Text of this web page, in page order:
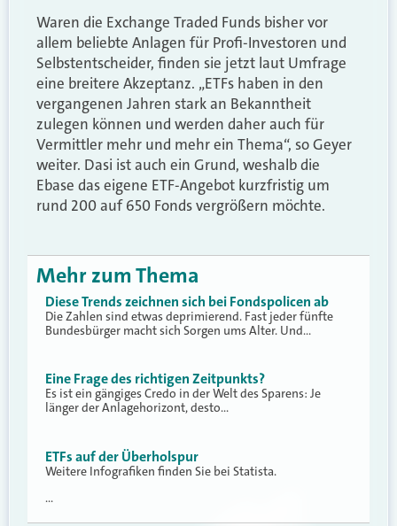
Waren die Exchange Traded Funds bisher vor
allem beliebte Anlagen für Profi-Investoren und
Selbstentscheider, finden sie jetzt laut Umfrage
eine breitere Akzeptanz. „ETFs haben in den
vergangenen Jahren stark an Bekanntheit
zulegen können und werden daher auch für
Vermittler mehr und mehr ein Thema“, so Geyer
weiter. Dasi ist auch ein Grund, weshalb die
Ebase das eigene ETF-Angebot kurzfristig um
rund 200 auf 650 Fonds vergrößern möchte.
Mehr zum Thema
Diese Trends zeichnen sich bei Fondspolicen ab
Die Zahlen sind etwas deprimierend. Fast jeder fünfte
Bundesbürger macht sich Sorgen ums Alter. Und…
Eine Frage des richtigen Zeitpunkts?
Es ist ein gängiges Credo in der Welt des Sparens: Je
länger der Anlagehorizont, desto…
ETFs auf der Überholspur
Weitere Infografiken finden Sie bei Statista.
…